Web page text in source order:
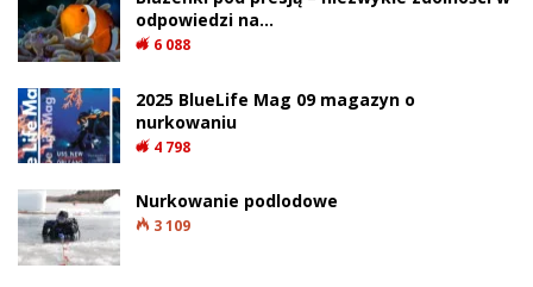
Jeden z największych czarnych
koralowców zaobserwowanych w Nowej
Zelandii
Badacze szacują, że odkryty koralowiec ma
od 300 do 400 lat. Powolny wzrost sprawia,
że osiągnięcie takich rozmiarów zajmuje
całe stulecia.